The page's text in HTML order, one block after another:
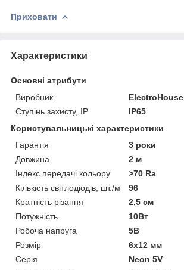
Приховати
Характеристики
Основні атрибути
Виробник
ElectroHouse
Ступінь захисту, IP
IP65
Користувальницькі характеристики
Гарантія
3 роки
Довжина
2 м
Індекс передачі кольору
>70 Ra
Кількість світлодіодів, шт./м
96
Кратність різання
2,5 см
Потужність
10Вт
Робоча напруга
5В
Розмір
6х12 мм
Серія
Neon 5V